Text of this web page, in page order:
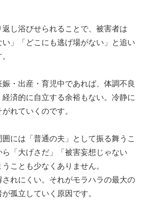
し浴びせられることで、被害者は
い」「どこにも逃げ場がない」と追い
・出産・育児中であれば、体調不良
済的に自立する余裕もない。冷静に
れていくのです。
には「普通の夫」として振る舞うこ
「大げさだ」「被害妄想じゃない
ことも少なくありません。
れにくい。それがモラハラの最大の
孤立していく原因です。